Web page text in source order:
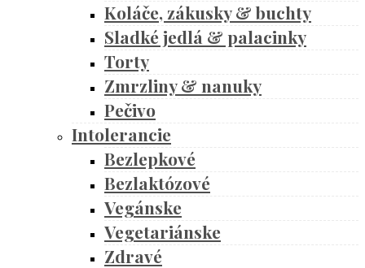
Koláče, zákusky & buchty
Sladké jedlá & palacinky
Torty
Zmrzliny & nanuky
Pečivo
Intolerancie
Bezlepkové
Bezlaktózové
Vegánske
Vegetariánske
Zdravé